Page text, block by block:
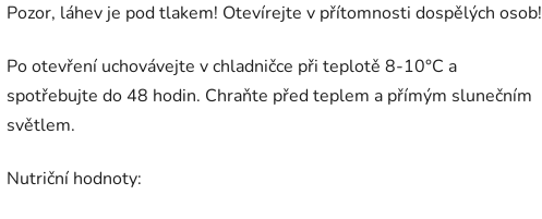
Pozor, láhev je pod tlakem! Otevírejte v přítomnosti dospělých osob!
Po otevření uchovávejte v chladničce při teplotě 8-10°C a
spotřebujte do 48 hodin. Chraňte před teplem a přímým slunečním
světlem.
Nutriční hodnoty: